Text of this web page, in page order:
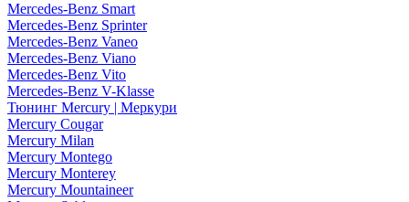
Mercedes-Benz Smart
Mercedes-Benz Sprinter
Mercedes-Benz Vaneo
Mercedes-Benz Viano
Mercedes-Benz Vito
Mercedes-Benz V-Klasse
Тюнинг Mercury | Меркури
Mercury Cougar
Mercury Milan
Mercury Montego
Mercury Monterey
Mercury Mountaineer